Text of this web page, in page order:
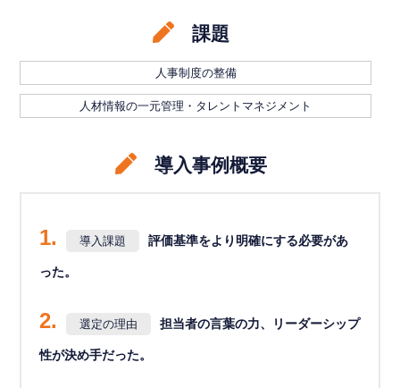
課題
人事制度の整備
人材情報の一元管理・タレントマネジメント
導入事例概要
1. 導入課題 評価基準をより明確にする必要があ
った。
2. 選定の理由 担当者の言葉の力、リーダーシップ
性が決め手だった。